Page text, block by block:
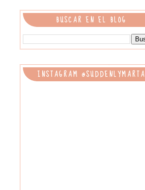
BUSCAR EN EL BLOG
INSTAGRAM @SUDDENLYMARTA